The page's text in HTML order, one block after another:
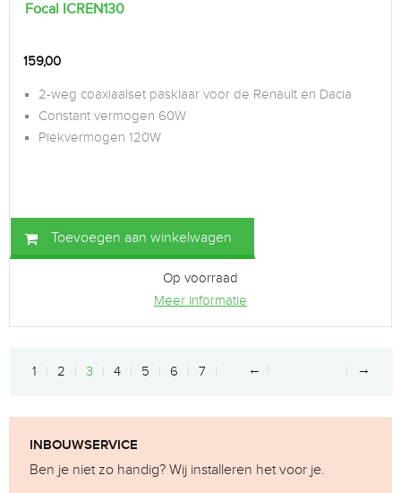
Focal ICREN130
159,00
2-weg coaxiaalset pasklaar voor de Renault en Dacia
Constant vermogen 60W
Piekvermogen 120W
Toevoegen aan winkelwagen
Op voorraad
Meer informatie
←
1 2 3 4 5 6 7 →
INBOUWSERVICE
Ben je niet zo handig? Wij installeren het voor je.